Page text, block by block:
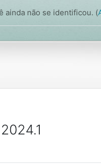
ainda não se identificou. (